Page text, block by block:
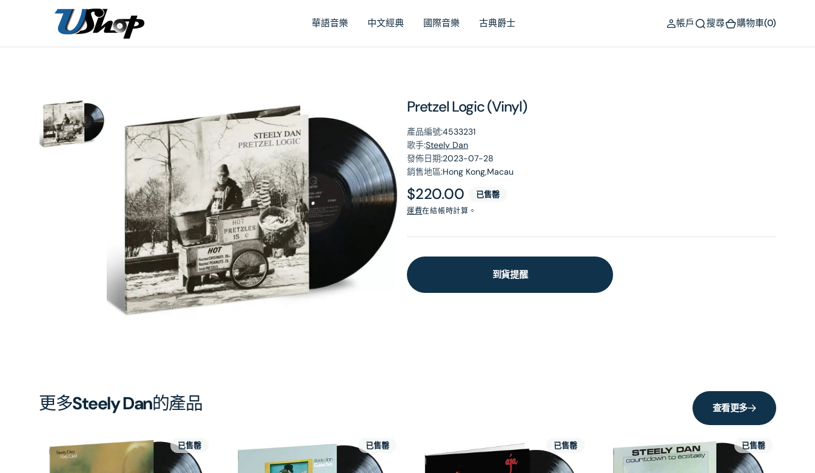
華語音樂 中文經典 國際音樂 古典爵士 帳戶 搜尋 購物車(0)
Pretzel Logic (Vinyl)
產品編號:4533231
歌手:Steely Dan
發佈日期:2023-07-28
銷售地區:Hong Kong,Macau
原
價
$220.00 已售罄
運費在結帳時計算。
到貨提醒
在
相
簿
中
開
啟
更多Steely Dan的產品 查看更多
已售罄 已售罄 已售罄 已售罄